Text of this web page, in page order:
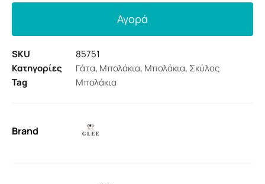
Αγορά
SKU
85751
Κατηγορίες
Γάτα, Μπολάκια, Μπολάκια, Σκύλος
Tag
Μπολάκια
Brand